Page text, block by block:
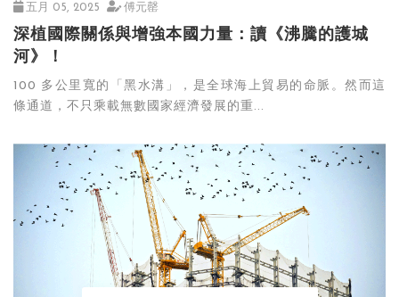
五月 05, 2025 傅元罄
深植國際關係與增強本國力量：讀《沸騰的護城
河》！
100 多公里寬的「黑水溝」，是全球海上貿易的命脈。然而這
條通道，不只乘載無數國家經濟發展的重...